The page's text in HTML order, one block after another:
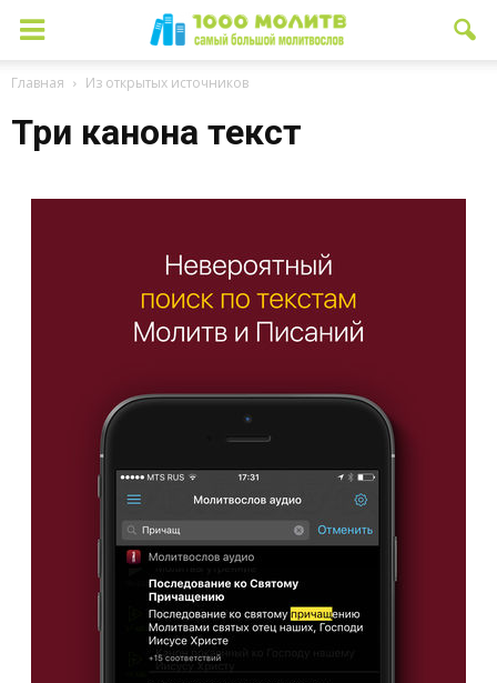
Главная Из открытых источников
Три канона текст